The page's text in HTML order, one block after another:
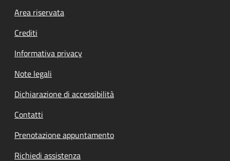
Footer menu
Area riservata
Crediti
Informativa privacy
Note legali
Dichiarazione di accessibilità
Contatti
Prenotazione appuntamento
Richiedi assistenza